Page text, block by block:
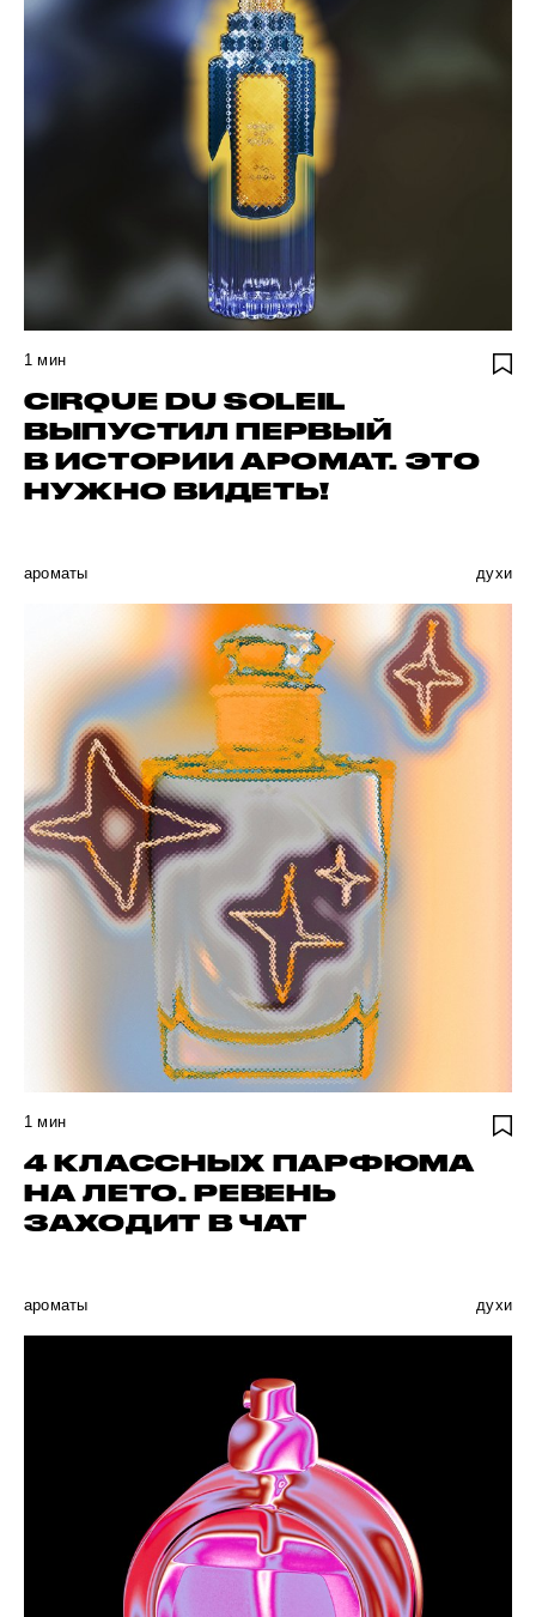
1 мин
CIRQUE DU SOLEIL
ВЫПУСТИЛ ПЕРВЫЙ
В ИСТОРИИ АРОМАТ. ЭТО
НУЖНО ВИДЕТЬ!
ароматы духи
1 мин
4 КЛАССНЫХ ПАРФЮМА
НА ЛЕТО. РЕВЕНЬ
ЗАХОДИТ В ЧАТ
ароматы духи